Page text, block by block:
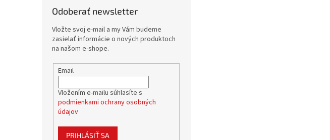
Odoberať newsletter
Vložte svoj e-mail a my Vám budeme
zasielať informácie o nových produktoch
na našom e-shope.
Email
Vložením e-mailu súhlasíte s
podmienkami ochrany osobných
údajov
PRIHLÁSIŤ SA